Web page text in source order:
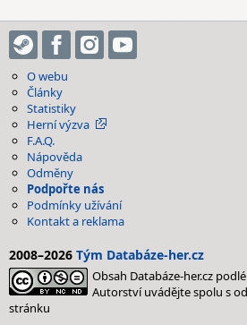
O webu
Články
Statistiky
Herní výzva
F.A.Q.
Nápověda
Odměny
Podpořte nás
Podmínky užívání
Kontakt a reklama
2008–2026 Tým Databáze-her.cz
Obsah Databáze-her.cz
Autorství uvádějte spolu s
stránku